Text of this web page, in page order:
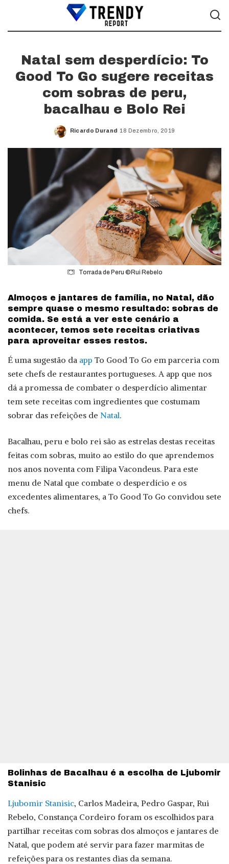
Natal sem desperdício: To
Good To Go sugere receitas
com sobras de peru,
bacalhau e Bolo Rei
Posted
Ricardo Durand 18 Dezembro, 2019
Torrada de Peru ©Rui Rebelo
Almoços e jantares de família, no Natal, dão
sempre quase o mesmo resultado: sobras de
comida. Se está a ver este cenário a
acontecer, temos sete receitas criativas
para aproveitar esses restos.
É uma sugestão da app To Good To Go em parceria com
sete chefs de restaurantes portugueses. A app que nos
dá a promessa de combater o desperdício alimentar
tem sete receitas com ingredientes que costumam
sobrar das refeições de Natal.
Bacalhau, peru e bolo rei são as estrelas destas receitas
feitas com sobras, muito ao estilo do que aprendemos
nos anos noventa com Filipa Vacondeus. Para este
menu de Natal que combate o desperdício e os
excedentes alimentares, a To Good To Go convidou sete
chefs.
Bolinhas de Bacalhau é a escolha de Ljubomir
Stanisic
Ljubomir Stanisic, Carlos Madeira, Pedro Gaspar, Rui
Rebelo, Constança Cordeiro foram os escolhidos para
partilhar receitas com sobras dos almoços e jantares de
Natal, que podem até servir para fazer marmitas de
refeições para os restantes dias da semana.